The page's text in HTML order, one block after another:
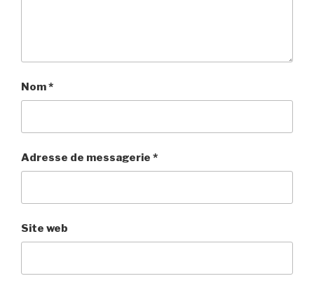
Nom*
Adresse de messagerie *
Site web